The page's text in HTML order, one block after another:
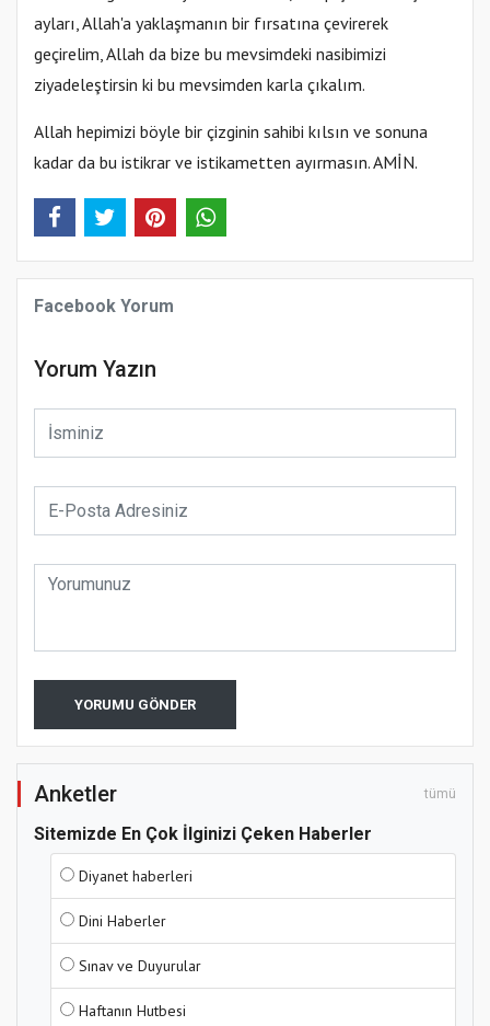
ayları, Allah'a yaklaşmanın bir fırsatına çevirerek
geçirelim, Allah da bize bu mevsimdeki nasibimizi
ziyadeleştirsin ki bu mevsimden karla çıkalım.
Allah hepimizi böyle bir çizginin sahibi kılsın ve sonuna
kadar da bu istikrar ve istikametten ayırmasın. AMİN.
Facebook Yorum
Yorum Yazın
YORUMU GÖNDER
Anketler tümü
Sitemizde En Çok İlginizi Çeken Haberler
Diyanet haberleri
Dini Haberler
Sınav ve Duyurular
Haftanın Hutbesi